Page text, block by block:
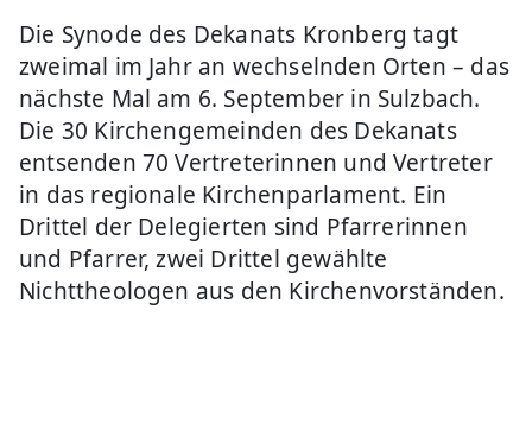
Die Synode des Dekanats Kronberg tagt
zweimal im Jahr an wechselnden Orten – das
nächste Mal am 6. September in Sulzbach.
Die 30 Kirchengemeinden des Dekanats
entsenden 70 Vertreterinnen und Vertreter
in das regionale Kirchenparlament. Ein
Drittel der Delegierten sind Pfarrerinnen
und Pfarrer, zwei Drittel gewählte
Nichttheologen aus den Kirchenvorständen.